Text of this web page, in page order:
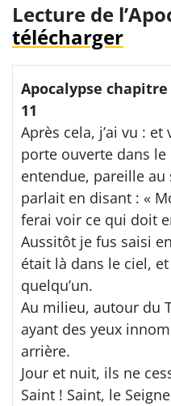
Lecture de
télécharger
Apocalypse chapitre
11
Après cela, j’ai vu :
porte ouverte dans le
entendue, pareille au
parlait en disant : «
ferai voir ce qui doit
Aussitôt je fus saisi
était là dans le ciel,
quelqu’un.
Au milieu, autour du
ayant des yeux
arrière.
Jour et nuit, ils ne
Saint ! Saint, le